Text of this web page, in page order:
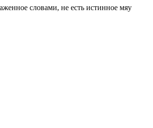
словами, не есть истинное мяу